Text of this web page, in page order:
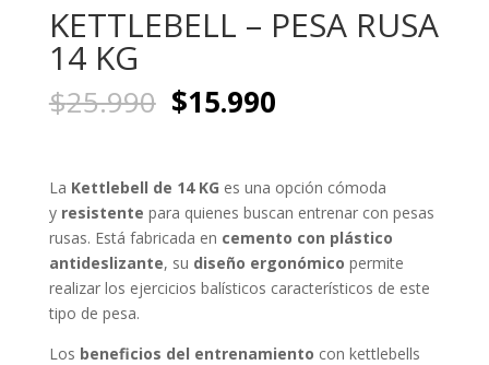
KETTLEBELL – PESA RUSA
14 KG
$25.990 El
precio
era:
$25.990.
$15.990El
es:
$15.990.
La Kettlebell de 14 KG es una opción cómoda
y resistente para quienes buscan entrenar con pesas
rusas. Está fabricada en cemento con plástico
antideslizante, su diseño ergonómico permite
realizar los ejercicios balísticos característicos de este
tipo de pesa.
Los beneficios del entrenamiento con kettlebells